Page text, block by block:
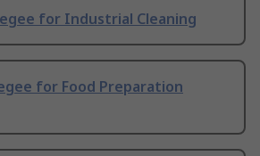
for Industrial Cleaning
for Food Preparation